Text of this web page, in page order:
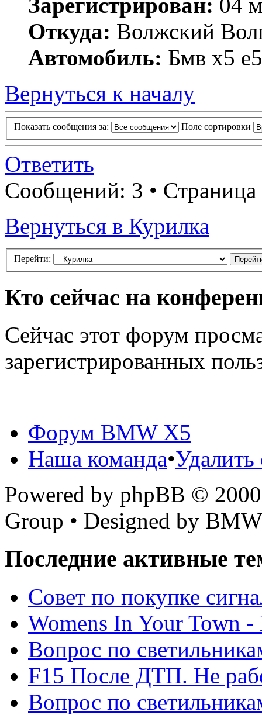
Откуда: Волжский
Автомобиль: Бмв х5
Вернуться к началу
Показать сообщения за: Поле сортировки
Ответить
Сообщений: 3 • Страница
Вернуться в Курилка
Перейти:
Кто сейчас на
Сейчас этот форум
зарегистрированных
Форум BMW X5
Наша команда•
Powered by phpBB ©
Group • Designed by
Последние активные
Cовет по покупке
Womens In Your Town
Вопрос по
F15 После ДТП. Не
Вопрос по